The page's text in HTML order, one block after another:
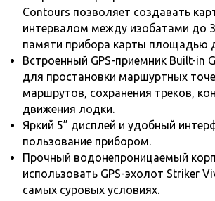
Contours позволяет создавать
интервалом между изобатами до
памяти прибора карты площадью
Встроенный GPS-приемник Built-in
для простановки маршуртных
маршрутов, сохранения треков,
движения лодки.
Яркий 5” дисплей и удобный
пользование прибором.
Прочный водонепроницаемый
использовать GPS-эхолот Striker
самых суровых условиях.